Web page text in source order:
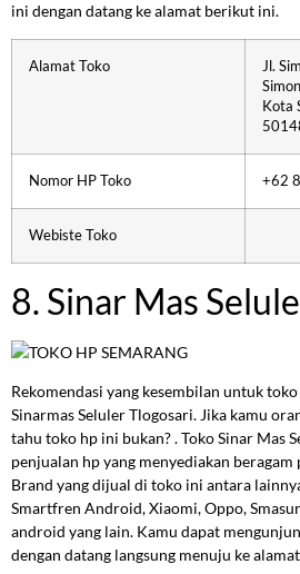
ini dengan datang ke alamat berikut ini.
Alamat Toko
Jl.
Kota
Nomor HP Toko +62
Webiste Toko
8. Sinar Mas
Rekomendasi yang kesembilan untuk
Sinarmas Seluler Tlogosari. Jika kamu
tahu toko hp ini bukan? . Toko Sinar Mas
penjualan hp yang menyediakan
Brand yang dijual di toko ini antara
Smartfren Android, Xiaomi, Oppo,
android yang lain. Kamu dapat
dengan datang langsung menuju ke